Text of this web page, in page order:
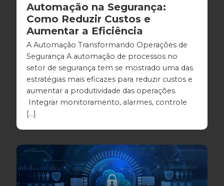
Automação na Segurança:
Como Reduzir Custos e
Aumentar a Eficiência
A Automação Transformando Operações de
Segurança A automação de processos no
setor de segurança tem se mostrado uma das
estratégias mais eficazes para reduzir custos e
aumentar a produtividade das operações.
Integrar monitoramento, alarmes, controle
[…]